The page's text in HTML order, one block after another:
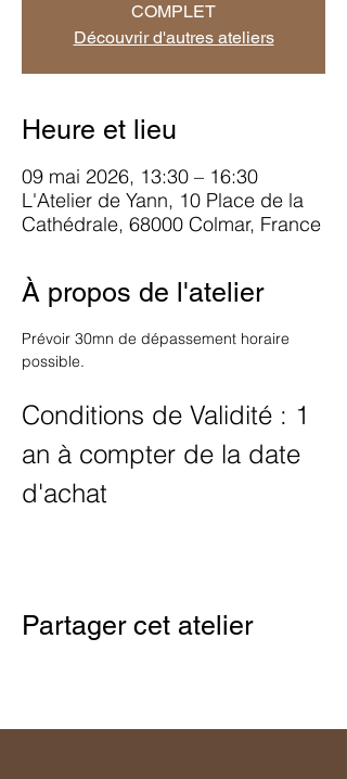
COMPLET
Découvrir d'autres ateliers
Heure et lieu
09 mai 2026, 13:30 – 16:30
L'Atelier de Yann, 10 Place de la
Cathédrale, 68000 Colmar, France
À propos de l'atelier
Prévoir 30mn de dépassement horaire
possible.
Conditions de Validité : 1
an à compter de la date
d'achat
Partager cet atelier